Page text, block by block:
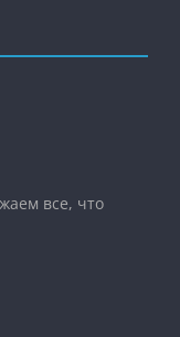
все, что